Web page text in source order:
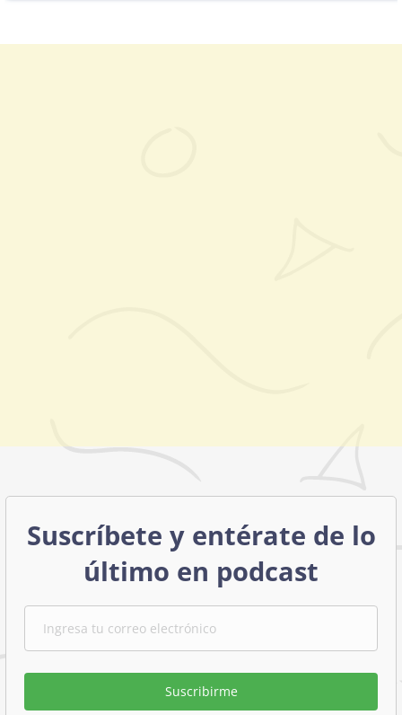
Suscríbete y entérate de lo
último en podcast
Suscribirme